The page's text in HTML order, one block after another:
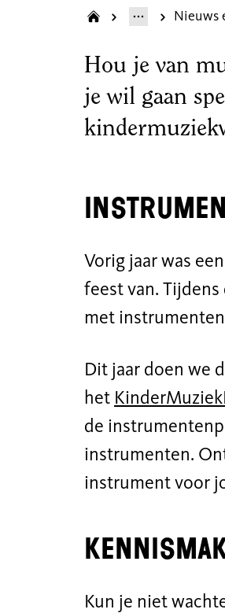
Nieuws
Hou je van
je wil gaan
Vorig jaar was
feest van. Tijdens
met
Dit jaar doen we
het
de
instrumenten.
instrument voor
Kun je niet